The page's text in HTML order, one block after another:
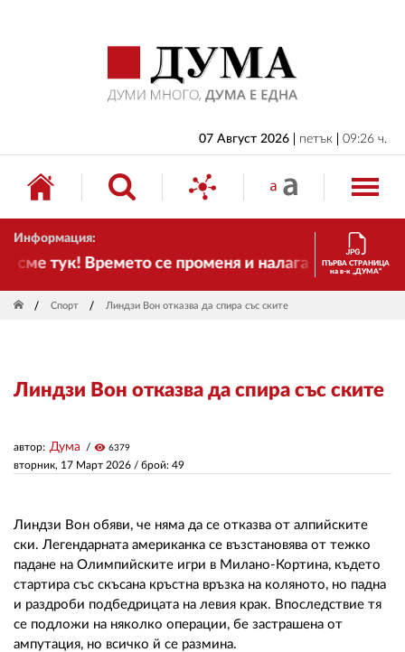
07 Август 2026 петък 09:26 ч.
Информация:
тук! Времето се променя и налага
ПЪРВА СТРАНИЦА
на в-к „ДУМА“
Спорт Линдзи Вон отказва да спира със ските
Линдзи Вон отказва да спира със ските
вторник, 17 Март 2026 / брой: 49
автор: Дума visibility 6379
Линдзи Вон обяви, че няма да се отказва от алпийските
ски. Легендарната американка се възстановява от тежко
падане на Олимпийските игри в Милано-Кортина, където
стартира със скъсана кръстна връзка на коляното, но падна
и раздроби подбедрицата на левия крак. Впоследствие тя
се подложи на няколко операции, бе застрашена от
ампутация, но всичко й се размина.
БЪЛГАРИЯ
ИКОНОМИКА
ИЗБОРИ
СВЯТ
ДРУГИ
РЕДАКЦИЯ
КОНТАКТИ
РЕКЛАМА
АБОНАМЕНТ